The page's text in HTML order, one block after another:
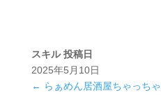
スキル 投稿日
2025年5月10日
← らぁめん居酒屋ちゃっちゃ